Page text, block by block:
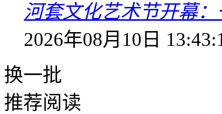
河套文化艺术节开幕
2026年08月10日
换一批
推荐阅读